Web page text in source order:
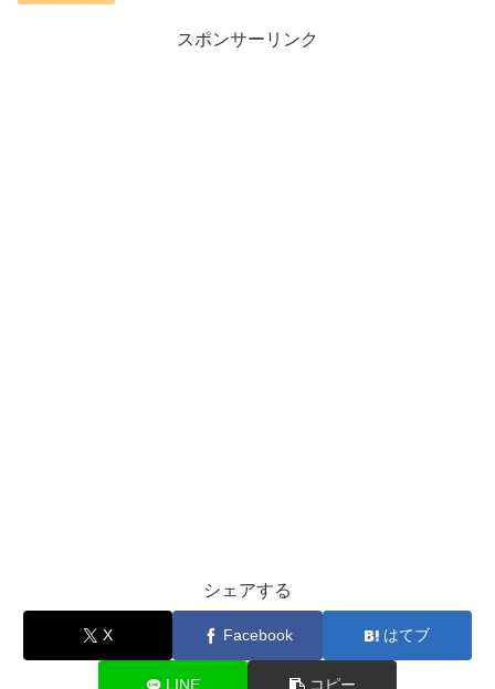
スポンサーリンク
シェアする
X Facebook はてブ
LINE コピー